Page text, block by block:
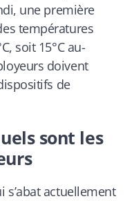
une première
températures
soit 15°C au-
doivent
de
sont les
s’abat actuellement